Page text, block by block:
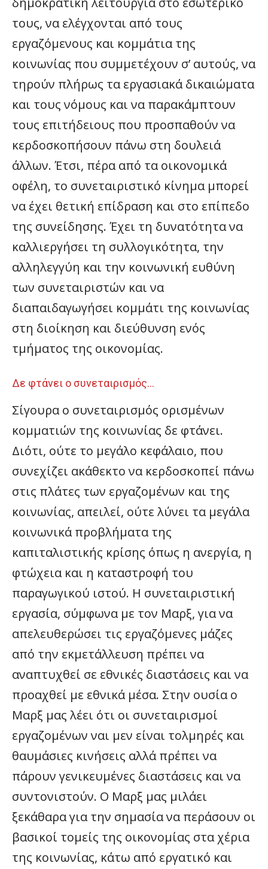
τους, να ελέγχονται από τους
εργαζόμενους και κομμάτια της
κοινωνίας που συμμετέχουν σ’ αυτούς, να
τηρούν πλήρως τα εργασιακά δικαιώματα
και τους νόμους και να παρακάμπτουν
τους επιτήδειους που προσπαθούν να
κερδοσκοπήσουν πάνω στη δουλειά
άλλων. Έτσι, πέρα από τα οικονομικά
οφέλη, το συνεταιριστικό κίνημα μπορεί
να έχει θετική επίδραση και στο επίπεδο
της συνείδησης. Έχει τη δυνατότητα να
καλλιεργήσει τη συλλογικότητα, την
αλληλεγγύη και την κοινωνική ευθύνη
των συνεταιριστών και να
διαπαιδαγωγήσει κομμάτι της κοινωνίας
στη διοίκηση και διεύθυνση ενός
τμήματος της οικονομίας.
Δε φτάνει ο συνεταιρισμός…
Σίγουρα ο συνεταιρισμός ορισμένων
κομματιών της κοινωνίας δε φτάνει.
Διότι, ούτε το μεγάλο κεφάλαιο, που
συνεχίζει ακάθεκτο να κερδοσκοπεί πάνω
στις πλάτες των εργαζομένων και της
κοινωνίας, απειλεί, ούτε λύνει τα μεγάλα
κοινωνικά προβλήματα της
καπιταλιστικής κρίσης όπως η ανεργία, η
φτώχεια και η καταστροφή του
παραγωγικού ιστού. Η συνεταιριστική
εργασία, σύμφωνα με τον Μαρξ, για να
απελευθερώσει τις εργαζόμενες μάζες
από την εκμετάλλευση πρέπει να
αναπτυχθεί σε εθνικές διαστάσεις και να
προαχθεί με εθνικά μέσα. Στην ουσία ο
Μαρξ μας λέει ότι οι συνεταιρισμοί
εργαζομένων ναι μεν είναι τολμηρές και
θαυμάσιες κινήσεις αλλά πρέπει να
πάρουν γενικευμένες διαστάσεις και να
συντονιστούν. Ο Μαρξ μας μιλάει
ξεκάθαρα για την σημασία να περάσουν οι
βασικοί τομείς της οικονομίας στα χέρια
της κοινωνίας, κάτω από εργατικό και